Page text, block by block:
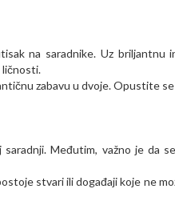
na saradnike. Uz
ličnosti.
zabavu u dvoje. Opustite
Međutim, važno je da
stvari ili događaji koje ne